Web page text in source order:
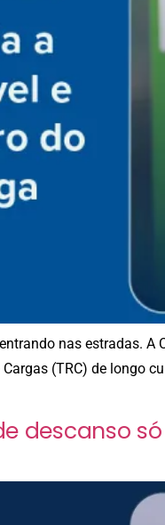
nas estradas. A
(TRC) de longo
descanso